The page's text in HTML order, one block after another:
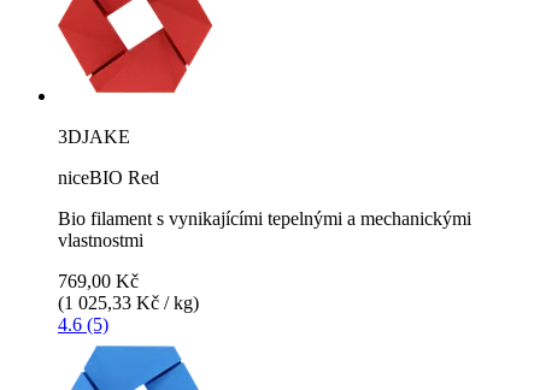
3DJAKE
niceBIO Red
Bio filament s vynikajícími tepelnými a mechanickými
vlastnostmi
769,00 Kč
(1 025,33 Kč / kg)
4.6 (5)